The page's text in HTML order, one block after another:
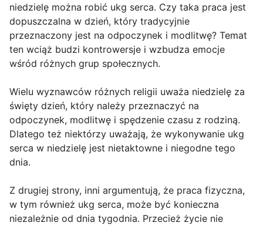
niedzielę można robić ukg serca. Czy taka praca jest
dopuszczalna w dzień, który tradycyjnie
przeznaczony jest na odpoczynek i modlitwę? Temat
ten wciąż budzi kontrowersje i wzbudza emocje
wśród różnych grup społecznych.
Wielu wyznawców różnych religii uważa niedzielę za
święty dzień, który należy przeznaczyć na
odpoczynek, modlitwę i spędzenie czasu z rodziną.
Dlatego też niektórzy uważają, że wykonywanie ukg
serca w niedzielę jest nietaktowne i niegodne tego
dnia.
Z drugiej strony, inni argumentują, że praca fizyczna,
w tym również ukg serca, może być konieczna
niezależnie od dnia tygodnia. Przecież życie nie